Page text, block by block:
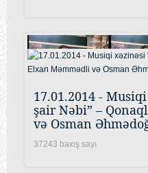
17.01.2014 -
şair Nəbi” –
və Osman
37243 baxış sayı